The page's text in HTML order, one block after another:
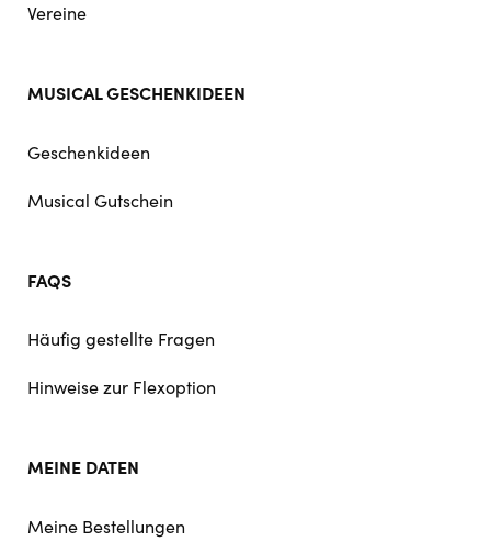
Vereine
MUSICAL GESCHENKIDEEN
Geschenkideen
Musical Gutschein
FAQS
Häufig gestellte Fragen
Hinweise zur Flexoption
MEINE DATEN
Meine Bestellungen